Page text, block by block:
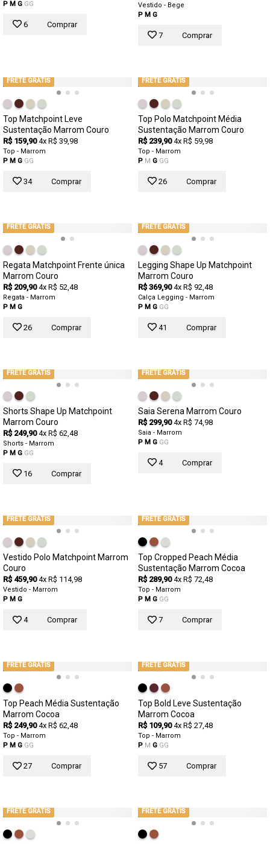
P M G GG
6 Comprar
Vestido - Bege
P M G
7 Comprar
FRETE GRÁTIS
Top Matchpoint Leve
Sustentação Marrom Couro
R$ 159,90 4x R$ 39,98
Top - Marrom
P M G GG
34 Comprar
FRETE GRÁTIS
Top Polo Matchpoint Média
Sustentação Marrom Couro
R$ 239,90 4x R$ 59,98
Top - Marrom
P M G GG
26 Comprar
FRETE GRÁTIS
Regata Matchpoint Frente única
Marrom Couro
R$ 209,90 4x R$ 52,48
Regata - Marrom
P M G
26 Comprar
FRETE GRÁTIS
Legging Shape Up Matchpoint
Marrom Couro
R$ 369,90 4x R$ 92,48
Calça Legging - Marrom
P M G GG
41 Comprar
FRETE GRÁTIS
Shorts Shape Up Matchpoint
Marrom Couro
R$ 249,90 4x R$ 62,48
Shorts - Marrom
P M G GG
16 Comprar
FRETE GRÁTIS
Saia Serena Marrom Couro
R$ 299,90 4x R$ 74,98
Saia - Marrom
P M G GG
4 Comprar
FRETE GRÁTIS
Vestido Polo Matchpoint Marrom
Couro
R$ 459,90 4x R$ 114,98
Vestido - Marrom
P M G
4 Comprar
FRETE GRÁTIS
Top Cropped Peach Média
Sustentação Marrom Cocoa
R$ 289,90 4x R$ 72,48
Top - Marrom
P M G GG
7 Comprar
FRETE GRÁTIS
Top Peach Média Sustentação
Marrom Cocoa
R$ 249,90 4x R$ 62,48
Top - Marrom
P M G GG
27 Comprar
FRETE GRÁTIS
Top Bold Leve Sustentação
Marrom Cocoa
R$ 109,90 4x R$ 27,48
Top - Marrom
P M G GG
57 Comprar
FRETE GRÁTIS FRETE GRÁTIS